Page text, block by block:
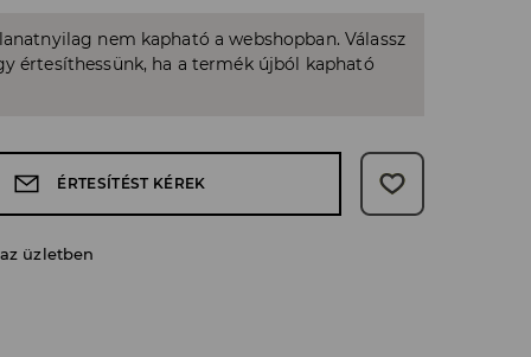
nem kapható a webshopban. Válassz
értesíthessünk, ha a termék újból kapható
ÉRTESÍTÉST KÉREK
üzletben